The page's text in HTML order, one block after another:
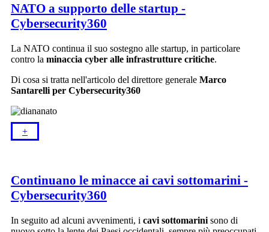
NATO a supporto delle startup -
Cybersecurity360
La NATO continua il suo sostegno alle startup, in particolare
contro la minaccia cyber alle infrastrutture critiche.
Di cosa si tratta nell'articolo del direttore generale Marco
Santarelli per Cybersecurity360
+​
Continuano le minacce ai cavi sottomarini -
Cybersecurity360
In seguito ad alcuni avvenimenti, i cavi sottomarini sono di